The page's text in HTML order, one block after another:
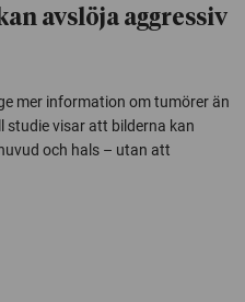
avslöja aggressiv
mer information om tumörer än
visar att bilderna kan
och hals – utan att